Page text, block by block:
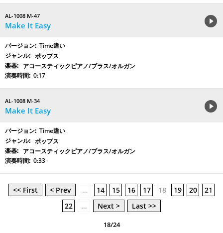
AL-1008 M-47
Make It Easy
Time違い
ポップス
アコースティックピアノ/ブラス/オルガン
0:17
AL-1008 M-34
Make It Easy
Time違い
ポップス
アコースティックピアノ/ブラス/オルガン
0:33
<< First < Prev … 14 15 16 17 18 19 20
21
22
… Next > Last >>
18/24